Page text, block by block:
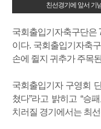
친선경기에 앞서 기
국회출입기자축구단은
이다. 국회출입기자축
손에 쥘지 귀추가 주목
국회출입기자 구영회
쳤다”라고 밝히고 “승
치러질 경기에서는 최